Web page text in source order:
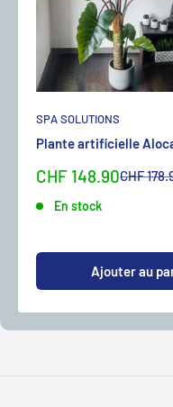
SPA SOLUTIONS
Plante artificielle
Sonderpreis
CHF 148.90CHF
En stock
Ajouter au